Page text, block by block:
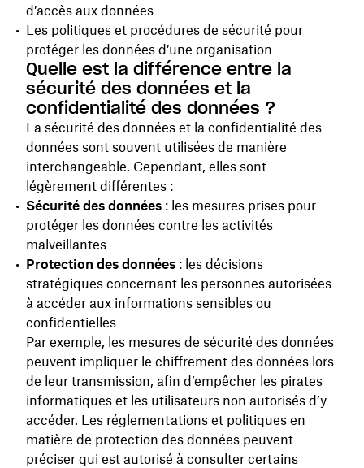
d’accès aux données
Les politiques et procédures de sécurité pour
protéger les données d’une organisation
Quelle est la différence entre la
sécurité des données et la
confidentialité des données ?
La sécurité des données et la confidentialité des
données sont souvent utilisées de manière
interchangeable. Cependant, elles sont
légèrement différentes :
Sécurité des données : les mesures prises pour
protéger les données contre les activités
malveillantes
Protection des données : les décisions
stratégiques concernant les personnes autorisées
à accéder aux informations sensibles ou
confidentielles
Par exemple, les mesures de sécurité des données
peuvent impliquer le chiffrement des données lors
de leur transmission, afin d’empêcher les pirates
informatiques et les utilisateurs non autorisés d’y
accéder. Les réglementations et politiques en
matière de protection des données peuvent
préciser qui est autorisé à consulter certains